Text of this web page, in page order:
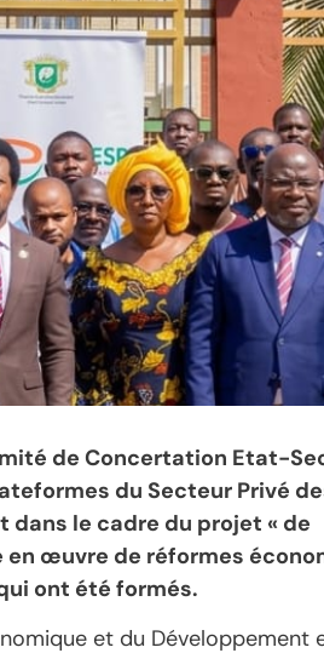
de Concertation Etat-
du Secteur Privé
dans le cadre du projet « de
en œuvre de réformes
ont été formés.
et du Développement